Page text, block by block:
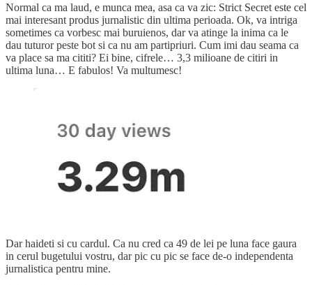
Normal ca ma laud, e munca mea, asa ca va zic: Strict Secret este cel
mai interesant produs jurnalistic din ultima perioada. Ok, va intriga
sometimes ca vorbesc mai buruienos, dar va atinge la inima ca le
dau tuturor peste bot si ca nu am partipriuri. Cum imi dau seama ca
va place sa ma cititi? Ei bine, cifrele… 3,3 milioane de citiri in
ultima luna… E fabulos! Va multumesc!
Dar haideti si cu cardul. Ca nu cred ca 49 de lei pe luna face gaura
in cerul bugetului vostru, dar pic cu pic se face de-o independenta
jurnalistica pentru mine.